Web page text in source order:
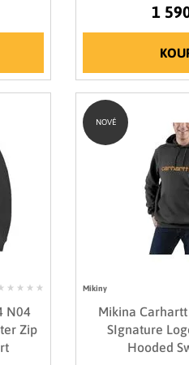
1
N04
Zip
Mikiny
Mikina
SIgnature
Hooded
NOVÉ